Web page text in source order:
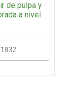
de pulpa y
a nivel
1832